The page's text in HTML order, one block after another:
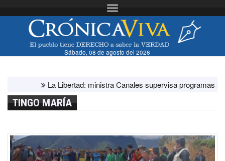
Toggle navigation
Sábado, 08 de agosto del 2026
La Libertad: ministra Canales supervisa programas sociales
TINGO MARÍA